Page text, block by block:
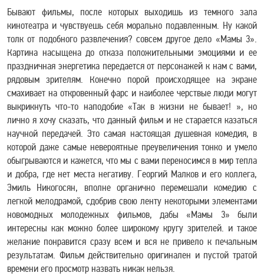
Бывают фильмы, после которых выходишь из темного зала
кинотеатра и чувствуешь себя морально подавленным. Ну какой
толк от подобного развлечения? совсем другое дело «Мамы 3».
Картина насыщена до отказа положительными эмоциями и ее
праздничная энергетика передается от персонажей к нам с вами,
рядовым зрителям. Конечно порой происходящее на экране
смахивает на откровенный фарс и наиболее черствые люди могут
выкрикнуть что-то наподобие «Так в жизни не бывает! », но
лично я хочу сказать, что данный фильм и не старается казаться
научной передачей. Это самая настоящая душевная комедия, в
которой даже самые невероятные преувеличения тонко и умело
обыгрываются и кажется, что мы с вами переносимся в мир тепла
и добра, где нет места негативу. Георгий Малков и его коллега,
Эмиль Никогосян, вполне органично перемешали комедию с
легкой мелодрамой, сдобрив свою ленту некоторыми элементами
новомодных молодежных фильмов, дабы «Мамы 3» были
интересны как можно более широкому кругу зрителей. и такое
желание понравится сразу всем и вся не привело к печальным
результатам. Фильм действительно оригинален и пустой тратой
времени его просмотр назвать никак нельзя.